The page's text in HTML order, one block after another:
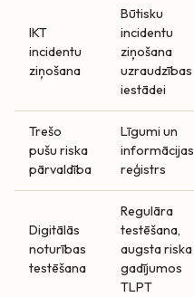
IKT
incidentu
ziņošana
Būtisku
incidentu
ziņošana
uzraudzības
iestādei
Trešo
pušu riska
pārvaldība
Līgumi un
informācijas
reģistrs
Digitālās
noturības
testēšana
Regulāra
testēšana,
augsta riska
gadījumos
TLPT